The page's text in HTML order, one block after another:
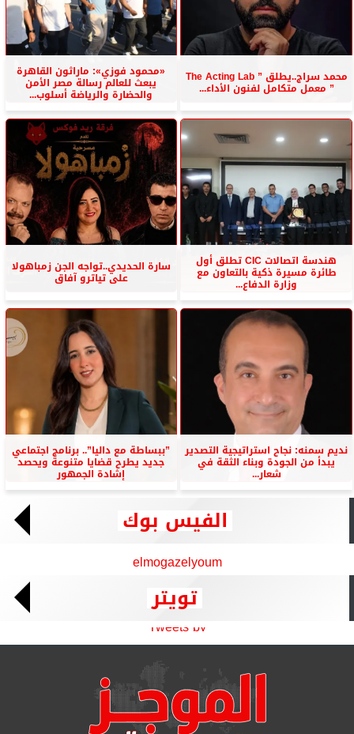
محمد سراج..يطلق ” The Acting Lab
” معمل متكامل لفنون الأداء...
«محمود فوزي»: ماراثون القاهرة
يبعث للعالم رسالة مصر الأمن
والحضارة والرياضة أسلوب...
هندسة اتصالات CIC تطلق أول
طائرة مسيرة ذكية بالتعاون مع
وزارة الدفاع...
سارة الحديدي..تواجه الجن زمباهولا
على تياترو آفاق
نديم سمنه: نجاح استراتيجية التصدير
يبدأ من الجودة وبناء الثقة في
شعار...
”ببساطة مع داليا”.. برنامج اجتماعي
جديد يطرح قضايا متنوعة ويحصد
إشادة الجمهور
الفيس بوك
elmogazelyoum
تويتر
Tweets by